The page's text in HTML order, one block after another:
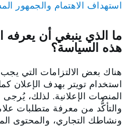
استهداف الاهتمام والجمهور
ما الذي ينبغي أن يعرفه
هذه السياسة؟
هناك بعض الالتزامات التي يجب
استخدام تويتر بهدف الإعلان
المنصات الإعلانية. لذلك، يُرجى
والتأكُّد من معرفة متطلبات
ونشاطك التجاري، والمحتوى